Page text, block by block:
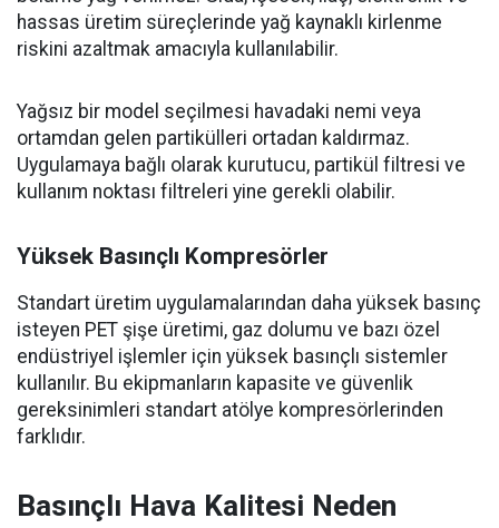
hassas üretim süreçlerinde yağ kaynaklı kirlenme
riskini azaltmak amacıyla kullanılabilir.
Yağsız bir model seçilmesi havadaki nemi veya
ortamdan gelen partikülleri ortadan kaldırmaz.
Uygulamaya bağlı olarak kurutucu, partikül filtresi ve
kullanım noktası filtreleri yine gerekli olabilir.
Yüksek Basınçlı Kompresörler
Standart üretim uygulamalarından daha yüksek basınç
isteyen PET şişe üretimi, gaz dolumu ve bazı özel
endüstriyel işlemler için yüksek basınçlı sistemler
kullanılır. Bu ekipmanların kapasite ve güvenlik
gereksinimleri standart atölye kompresörlerinden
farklıdır.
Basınçlı Hava Kalitesi Neden